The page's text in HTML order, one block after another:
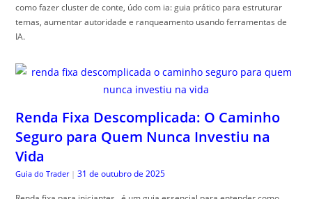
como fazer cluster de conte, údo com ia: guia prático para estruturar
temas, aumentar autoridade e ranqueamento usando ferramentas de
IA.
Renda Fixa Descomplicada: O Caminho
Seguro para Quem Nunca Investiu na
Vida
Guia do Trader | 31 de outubro de 2025